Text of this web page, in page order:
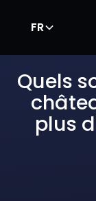
FR
Quels
plus